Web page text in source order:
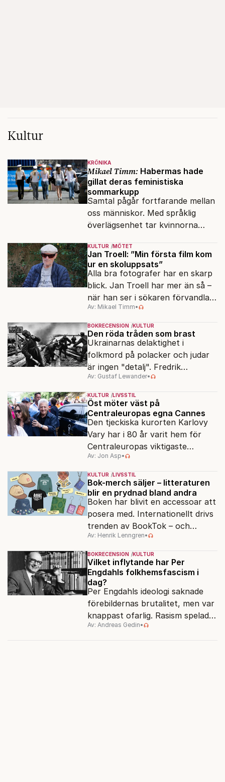
Kultur
KRÖNIKA
Mikael Timm: Habermas hade
gillat deras feministiska
sommarkupp
Samtal pågår fortfarande mellan
oss människor. Med språklig
överlägsenhet tar kvinnorna
KULTUR MÖTET
Jan Troell: ”Min första film kom
ur en skoluppsats”
Alla bra fotografer har en skarp
blick. Jan Troell har mer än så –
när han ser i sökaren förvandlas
vardagen till underverk. Fyllda 95
gör han en ny film.
Av: Mikael Timm•
BOKRECENSION KULTUR
Den röda tråden som brast
Ukrainarnas delaktighet i
folkmord på polacker och judar
är ingen "detalj". Fredrik
Segerfeldts iver att skildra den
ryska imperialismen leder till en
förenklad bild av historien.
Av: Gustaf Lewander•
KULTUR LIVSSTIL
Öst möter väst på
Centraleuropas egna Cannes
Den tjeckiska kurorten Karlovy
Vary har i 80 år varit hem för
Centraleuropas viktigaste
filmfestival – en plats där
Hollywoodglans möter
egensinnighet.
Av: Jon Asp•
KULTUR LIVSSTIL
Bok-merch säljer – litteraturen
blir en prydnad bland andra
Boken har blivit en accessoar att
posera med. Internationellt drivs
trenden av BookTok – och
förlagen följer efter.
Av: Henrik Lenngren•
BOKRECENSION KULTUR
Vilket inflytande har Per
Engdahls folkhemsfascism i
dag?
Per Engdahls ideologi saknade
förebildernas brutalitet, men var
knappast ofarlig. Rasism spelades
ned i förmån för "kultur". Känns
Av: Andreas Gedin•